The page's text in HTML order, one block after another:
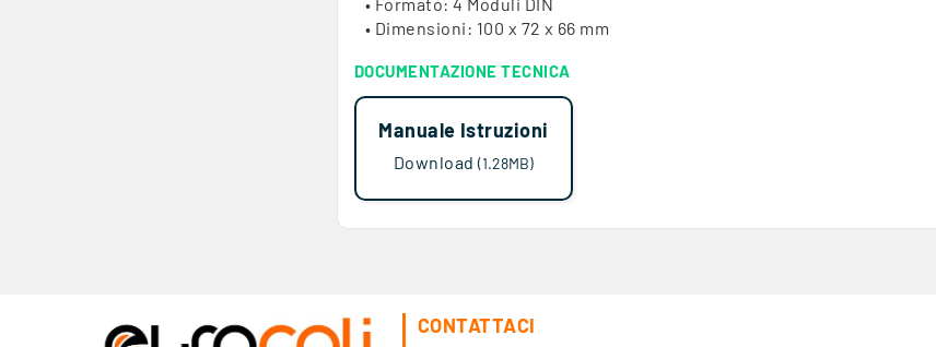
• Dimensioni: 100 x 72 x 66 mm
DOCUMENTAZIONE TECNICA
Manuale Istruzioni
Download(1.28MB)
CONTATTACI